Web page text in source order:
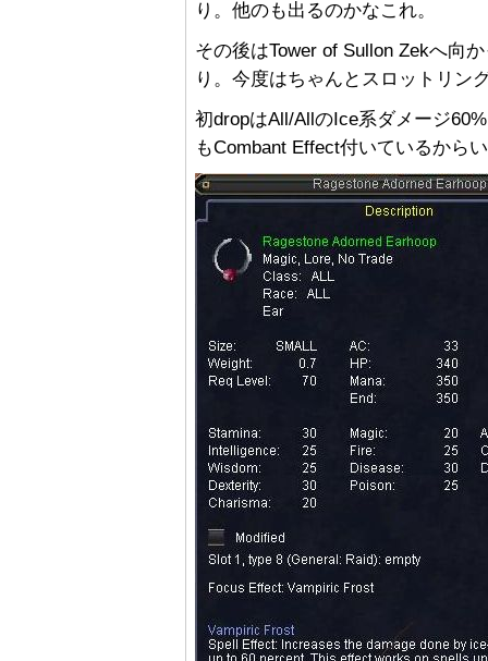
り。他のも出るのかなこれ。
その後はTower of Sullon Zekへ向
り。今度はちゃんとスロットリン
初dropはAll/AllのIce系ダメージ
もCombant Effect付いているから